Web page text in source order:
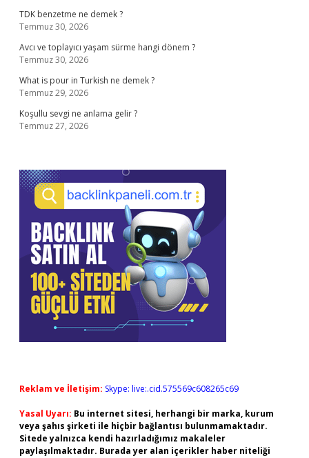
TDK benzetme ne demek ?
Temmuz 30, 2026
Avcı ve toplayıcı yaşam sürme hangi dönem ?
Temmuz 30, 2026
What is pour in Turkish ne demek ?
Temmuz 29, 2026
Koşullu sevgi ne anlama gelir ?
Temmuz 27, 2026
Reklam ve İletişim: Skype: live:.cid.575569c608265c69
Yasal Uyarı: Bu internet sitesi, herhangi bir marka, kurum
veya şahıs şirketi ile hiçbir bağlantısı bulunmamaktadır.
Sitede yalnızca kendi hazırladığımız makaleler
paylaşılmaktadır. Burada yer alan içerikler haber niteliği